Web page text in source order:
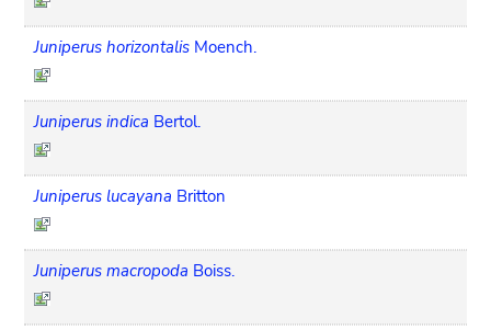
Juniperus horizontalis Moench.
Juniperus indica Bertol.
Juniperus lucayana Britton
Juniperus macropoda Boiss.